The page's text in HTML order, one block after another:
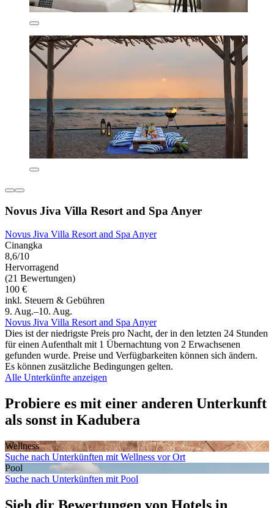
Novus Jiva Villa Resort and Spa Anyer
Novus Jiva Villa Resort and Spa Anyer
Cinangka
8,6/10
Hervorragend
(21 Bewertungen)
100 €
inkl. Steuern & Gebühren
9. Aug.–10. Aug.
Novus Jiva Villa Resort and Spa Anyer
Dies ist der niedrigste Preis pro Nacht, der in den letzten 24 Stunden
für einen Aufenthalt mit 1 Übernachtung von 2 Erwachsenen
gefunden wurde. Preise und Verfügbarkeiten können sich ändern.
Es können zusätzliche Bedingungen gelten.
Alle Unterkünfte anzeigen
Probiere es mit einer anderen Unterkunft
als sonst in Kadubera
Wellness
Suche nach Unterkünften mit Wellness vor Ort
Pool
Suche nach Unterkünften mit Pool